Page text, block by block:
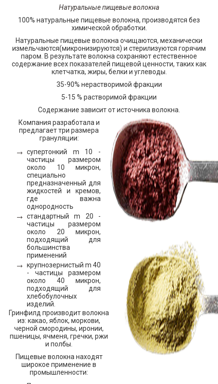
Натуральные пищевые волокна
100% натуральные пищевые волокна, производятся без
химической обработки.
Натуральные пищевые волокна очищаются, механически
измельчаются(микронизируются) и стерилизуются горячим
паром. В результате волокна сохраняют естественное
содержание всех показателей пищевой ценности, таких как
клетчатка, жиры, белки и углеводы.
35-90% нерастворимой фракции
5-15 % растворимой фракции
Содержание зависит от источника волокна.
Компания разработала и
предлагает три размера
грануляции:
супертонкий m 10 -
частицы размером
около 10 микрон,
специально
предназначенный для
жидкостей и кремов,
где важна
однородность
стандартный m 20 -
частицы размером
около 20 микрон,
подходящий для
большинства
применений
крупнозернистый m 40
- частицы размером
около 40 микрон,
подходящий для
хлебобулочных
изделий.
Гринфилд производит волокна
из: какао, яблок, моркови,
черной смородины, иронии,
пшеницы, ячменя, гречки, ржи
и полбы.
Пищевые волокна находят
широкое применение в
промышленности: